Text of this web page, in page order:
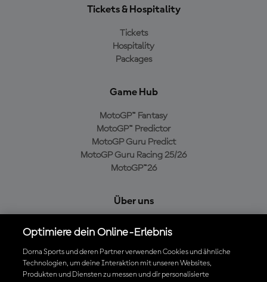
Tickets & Hospitality
Tickets
Hospitality
Packages
Game Hub
MotoGP™ Fantasy
MotoGP™ Predictor
MotoGP Guru Predict
MotoGP Guru Racing 25/26
MotoGP™26
Über uns
Cookie-Richtlinien
Geschäftsbedingungen
Datenschutzrichtlinien
Kaufrichtlinie
Optimiere dein Online-Erlebnis
Dorna Sports und deren Partner verwenden Cookies und ähnliche
Technologien, um deine Interaktion mit unseren Websites,
Produkten und Diensten zu messen und dir personalisierte